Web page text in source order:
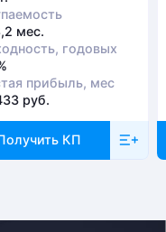
мес.
годовых
прибыль, мес
руб.
КП